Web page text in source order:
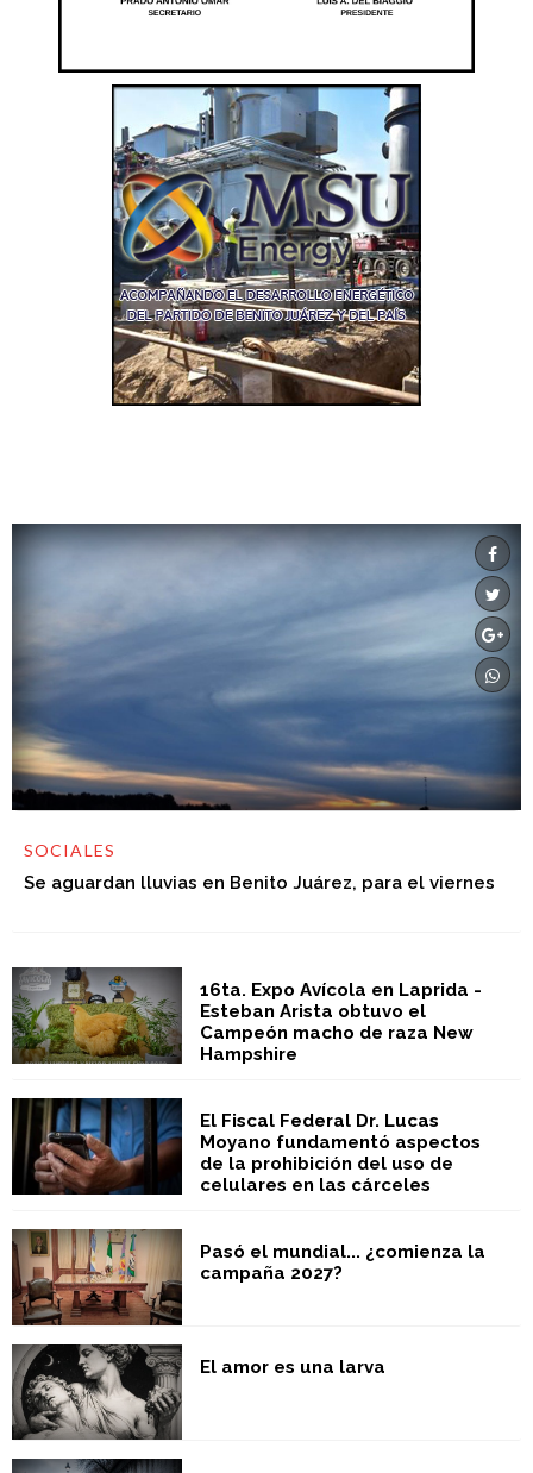
SOCIALES
Se aguardan lluvias en Benito Juárez, para el viernes
16ta. Expo Avícola en Laprida -
Esteban Arista obtuvo el
Campeón macho de raza New
Hampshire
El Fiscal Federal Dr. Lucas
Moyano fundamentó aspectos
de la prohibición del uso de
celulares en las cárceles
Pasó el mundial... ¿comienza la
campaña 2027?
El amor es una larva